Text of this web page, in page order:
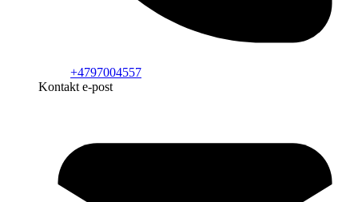
+4797004557
Kontakt e-post